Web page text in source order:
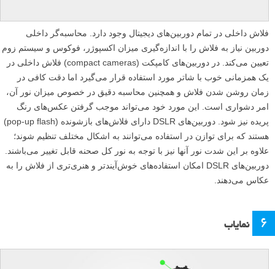
فلاش داخلی در تمام دوربین‌های دیجیتال وجود دارد. محاسبه‌گر داخلی
دوربین نیاز به فلاش را با اندازه‌گیری میزان اکسپوژر، فوکوس و سیستم زوم
تعیین می‌کند. در دوربین‌های کامپکت (compact cameras) فلاش داخلی در
یک همزمانی خوب با شاتر مورد استفاده قرار می‌گیرد اما دقت کافی در
زمان روشن شدن فلاش و همچنین محاسبه دقیق در خصوص میزان نور آن،
امر دشواری است. این مورد خود می‌تواند موجب گرفتن عکس‌های رنگ
پریده نیز شود. دوربین‌های DSLR دارای فلاش‌های بازشونده (pop-up flash)
هستند که برای توازن در استفاده می‌توانند به اشکال مختلف تنظیم شوند؛
علاوه بر این شدت نور آنها نیز با توجه به نور کل صحنه قابل تغییر می‌باشند.
دوربین‌های DSLR امکان استفاده‌های خوش‌آیندتر و هنری‌تری از فلاش را به
عکاس می‌دهند.
۶ نمایاب